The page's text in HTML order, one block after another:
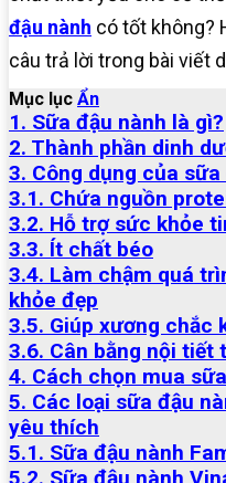
đậu nành có tốt không?
câu trả lời trong bài viết
Mục lục Ẩn
1. Sữa đậu nành là gì?
2. Thành phần dinh
3. Công dụng của
3.1. Chứa nguồn
3.2. Hỗ trợ sức khỏe
3.3. Ít chất béo
3.4. Làm chậm quá
khỏe đẹp
3.5. Giúp xương chắc
3.6. Cân bằng nội tiết
4. Cách chọn mua
5. Các loại sữa đậu
yêu thích
5.1. Sữa đậu nành